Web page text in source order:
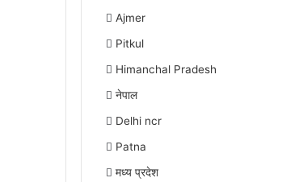
Ajmer
Pitkul
Himanchal Pradesh
नेपाल
Delhi ncr
Patna
मध्य प्रदेश